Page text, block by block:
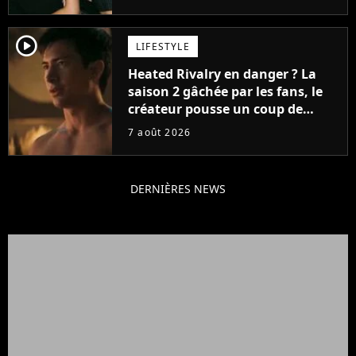
player2 LIFESTYLE
Heated Rivalry en danger ? La
saison 2 gâchée par les fans, le
créateur pousse un coup de
gueule
7 août 2026
DERNIÈRES NEWS